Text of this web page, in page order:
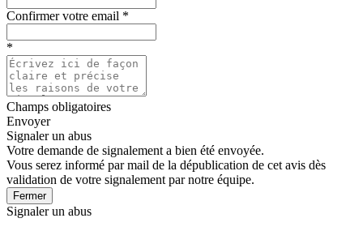
Confirmer votre email *
*
Champs obligatoires
Envoyer
Signaler un abus
Votre demande de signalement a bien été envoyée.
Vous serez informé par mail de la dépublication de cet avis dès
validation de votre signalement par notre équipe.
Fermer
Signaler un abus